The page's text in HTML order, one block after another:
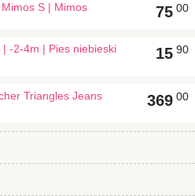
S | Mimos 75 00
-2-4m | Pies niebieski
15 90
Triangles Jeans
369 00